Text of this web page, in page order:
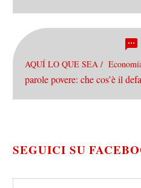
AQUÍ LO QUE SEA /
parole povere: che cos’è il
SEGUICI SU